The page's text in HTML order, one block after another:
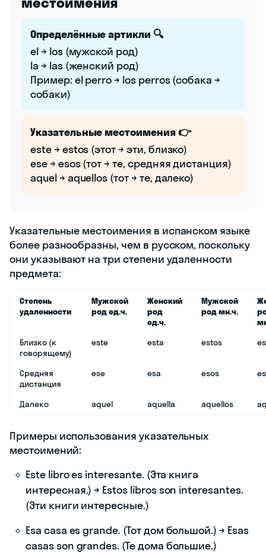
Определённые артикли 🔍
el → los (мужской род)
la → las (женский род)
Пример: el perro → los perros (собака →
собаки)
Указательные местоимения 👉
este → estos (этот → эти, близко)
ese → esos (тот → те, средняя дистанция)
aquel → aquellos (тот → те, далеко)
Указательные местоимения в испанском языке
более разнообразны, чем в русском, поскольку
они указывают на три степени удаленности
предмета:
Степень
удаленности
Мужской
род ед.ч.
Женский
род
ед.ч.
Мужской
род мн.ч.
Близко (к
говорящему)
este esta estos
Средняя
дистанция
ese esa esos
Далеко aquel aquella aquellos
Примеры использования указательных
местоимений:
Este libro es interesante. (Эта книга
интересная.) → Estos libros son interesantes.
(Эти книги интересные.)
Esa casa es grande. (Тот дом большой.) → Esas
casas son grandes. (Те дома большие.)